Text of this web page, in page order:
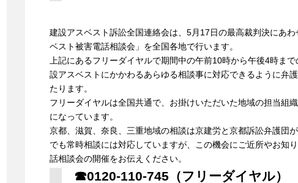
建設アスベスト訴訟全国連絡会は、5月17日の最高裁判決にあ
ベスト被害電話相談会」を全国各地で行います。
上記にあるフリーダイヤルで期間中の午前10時から午後4時ま
設アスベストにかかわるあらゆる相談事に対応できるように弁
たります。
フリーダイヤルは全国共通で、お掛けいただいた地域の担当組
になっています。
京都、滋賀、奈良、三重地域の相談は京建労と京都訴訟弁護団
でも常時相談には対応していますが、この機会にご近所やお知
話相談会の開催をお伝えください。
☎0120-110-745（フリーダイヤル）